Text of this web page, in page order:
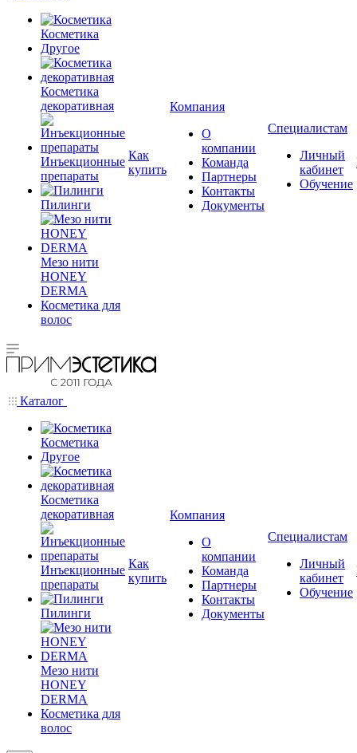
Косметика
Другое
Косметика
декоративная
Инъекционные
препараты
Пилинги
Мезо нити
HONEY
DERMA
Косметика для
волос
Как
купить
Компания
О
компании
Команда
Партнеры
Контакты
Документы
Специалистам
Личный
кабинет
Обучение
Каталог
Косметика
Другое
Косметика
декоративная
Инъекционные
препараты
Пилинги
Мезо нити
HONEY
DERMA
Косметика для
волос
Как
купить
Компания
О
компании
Команда
Партнеры
Контакты
Документы
Специалистам
Личный
кабинет
Обучение